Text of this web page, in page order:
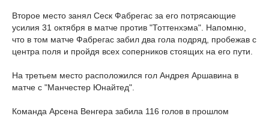
Второе место занял Сеск Фабрегас за его потрясающие
усилия 31 октября в матче против "Тоттенхэма". Напомню,
что в том матче Фабрегас забил два гола подряд, пробежав с
центра поля и пройдя всех соперников стоящих на его пути.
На третьем место расположился гол Андрея Аршавина в
матче с "Манчестер Юнайтед".
Команда Арсена Венгера забила 116 голов в прошлом